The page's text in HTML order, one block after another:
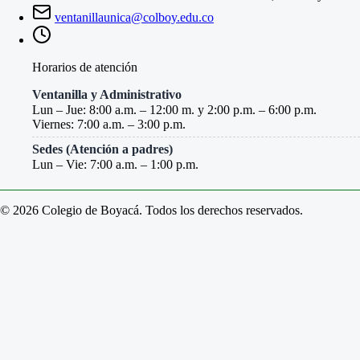
ventanillaunica@colboy.edu.co
Horarios de atención
Ventanilla y Administrativo
Lun – Jue: 8:00 a.m. – 12:00 m. y 2:00 p.m. – 6:00 p.m.
Viernes: 7:00 a.m. – 3:00 p.m.
Sedes (Atención a padres)
Lun – Vie: 7:00 a.m. – 1:00 p.m.
© 2026 Colegio de Boyacá. Todos los derechos reservados.